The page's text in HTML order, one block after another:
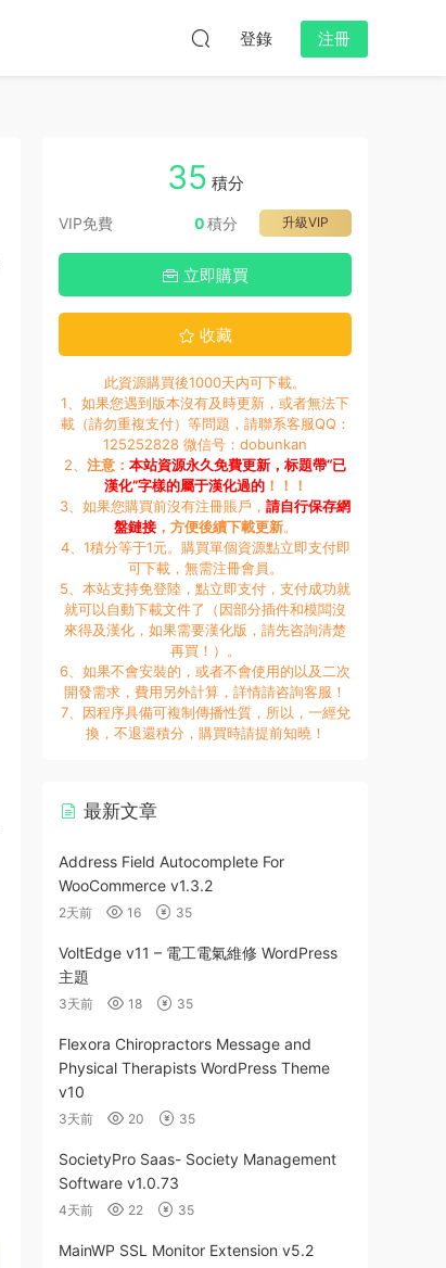
登錄 注冊
35 積分
VIP免費 升級VIP
0積分
立即購買
收藏
此資源購買後1000天内可下載。
1、如果您遇到版本沒有及時更新，或者無法下
載（請勿重複支付）等問題，請聯系客服QQ：
125252828 微信号：dobunkan
2、 注意： 本站資源永久免費更新，标題帶“已
漢化”字樣的屬于漢化過的！！！
3、如果您購買前沒有注冊賬戶， 請自行保存網
盤鏈接，方便後續下載更新。
4、1積分等于1元。購買單個資源點立即支付即
可下載，無需注冊會員。
5、本站支持免登陸，點立即支付，支付成功就
就可以自動下載文件了（因部分插件和模闆沒
來得及漢化，如果需要漢化版，請先咨詢清楚
再買！）。
6、如果不會安裝的，或者不會使用的以及二次
開發需求，費用另外計算，詳情請咨詢客服！
7、因程序具備可複制傳播性質，所以，一經兌
換，不退還積分，購買時請提前知曉！
最新文章
Address Field Autocomplete For
WooCommerce v1.3.2
2天前 16 35
VoltEdge v11 – 電工電氣維修 WordPress
主題
3天前 18 35
Flexora Chiropractors Message and
Physical Therapists WordPress Theme
v10
3天前 20 35
SocietyPro Saas- Society Management
Software v1.0.73
4天前 22 35
MainWP SSL Monitor Extension v5.2